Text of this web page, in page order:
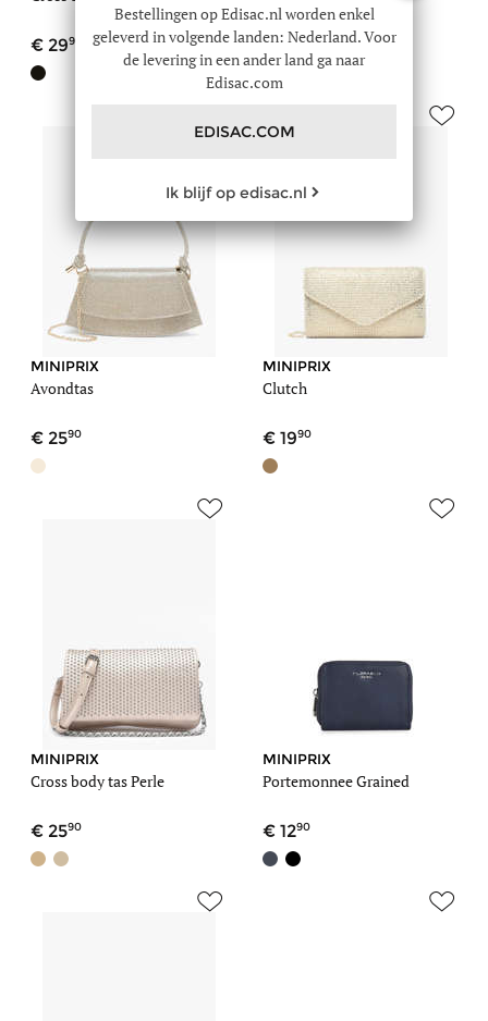
2990 3990
MINIPRIX
Avondtas
2590
MINIPRIX
Clutch
1990
MINIPRIX
Cross body tas Perle
2590
MINIPRIX
Portemonnee Grained
1290
Bestellingen op Edisac.nl worden enkel
geleverd in volgende landen: Nederland. Voor
de levering in een ander land ga naar
Edisac.com
EDISAC.COM
Ik blijf op edisac.nl